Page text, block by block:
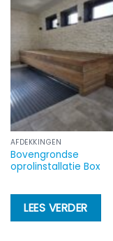
AFDEKKINGEN
Bovengrondse
oprolinstallatie Box
LEES VERDER